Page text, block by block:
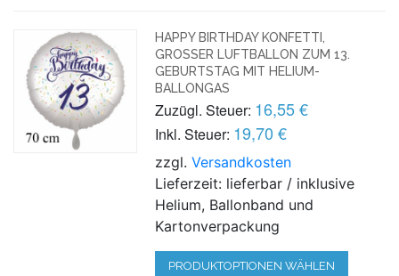
HAPPY BIRTHDAY KONFETTI,
GROSSER LUFTBALLON ZUM 13. G
EBURTSTAG MIT HELIUM-B
ALLONGAS
Zuzügl. Steuer: 16,55 €
Inkl. Steuer: 19,70 €
zzgl.Versandkosten
Lieferzeit: lieferbar / inklusive
Helium, Ballonband und
Kartonverpackung
PRODUKTOPTIONEN WÄHLEN